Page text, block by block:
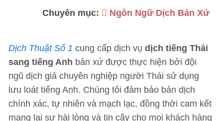
Chuyên mục: Ngôn Ngữ Dịch Bản Xứ
Dịch Thuật Số 1 cung cấp dịch vụ dịch tiếng Thái
sang tiếng Anh bản xứ được thực hiện bởi đội
ngũ dịch giả chuyên nghiệp người Thái sử dụng
lưu loát tiếng Anh. Chúng tôi đảm bảo bản dịch
chính xác, tự nhiên và mạch lạc, đồng thời cam kết
mang lại sự hài lòng và tin cậy cho mọi khách hàng